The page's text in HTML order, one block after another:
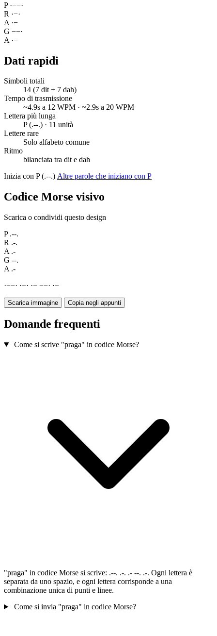
P ·−−·
R ·−·
A ·−
G −−·
A ·−
Dati rapidi
Simboli totali
14 (7 dit + 7 dah)
Tempo di trasmissione
~4.9s a 12 WPM · ~2.9s a 20 WPM
Lettera più lunga
P (.--.) · 11 unità
Lettere rare
Solo alfabeto comune
Ritmo
bilanciata tra dit e dah
Inizia con P (.--.) Altre parole che iniziano con P
Codice Morse visivo
Scarica o condividi questo design
P .--.
R .-.
A .-
G --.
A .-
·−−· ·−· ·− −−· ·−
Scarica immagine Copia negli appunti
Domande frequenti
Come si scrive "praga" in codice Morse?
"praga" in codice Morse si scrive: .--. .-. .- --. .-. Ogni lettera è
separata da uno spazio, e ogni lettera corrisponde a una
combinazione unica di punti e linee.
Come si invia "praga" in codice Morse?